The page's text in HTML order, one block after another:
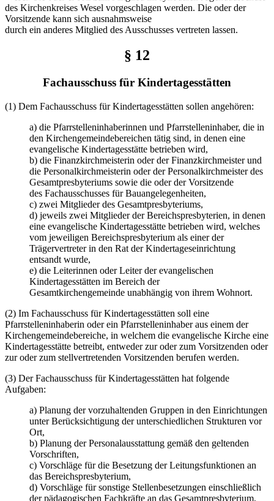
des Kirchenkreises Wesel vorgeschlagen werden. Die oder der
Vorsitzende kann sich ausnahmsweise
durch ein anderes Mitglied des Ausschusses vertreten lassen.
§ 12
Fachausschuss für Kindertagesstätten
(1) Dem Fachausschuss für Kindertagesstätten sollen angehören:
a) die Pfarrstelleninhaberinnen und Pfarrstelleninhaber, die in
den Kirchengemeindebereichen tätig sind, in denen eine
evangelische Kindertagesstätte betrieben wird,
b) die Finanzkirchmeisterin oder der Finanzkirchmeister und
die Personalkirchmeisterin oder der Personalkirchmeister des
Gesamtpresbyteriums sowie die oder der Vorsitzende
des Fachausschusses für Bauangelegenheiten,
c) zwei Mitglieder des Gesamtpresbyteriums,
d) jeweils zwei Mitglieder der Bereichspresbyterien, in denen
eine evangelische Kindertagesstätte betrieben wird, welches
vom jeweiligen Bereichspresbyterium als einer der
Trägervertreter in den Rat der Kindertageseinrichtung
entsandt wurde,
e) die Leiterinnen oder Leiter der evangelischen
Kindertagesstätten im Bereich der
Gesamtkirchengemeinde unabhängig von ihrem Wohnort.
(2) Im Fachausschuss für Kindertagesstätten soll eine
Pfarrstelleninhaberin oder ein Pfarrstelleninhaber aus einem der
Kirchengemeindebereiche, in welchem die evangelische Kirche eine
Kindertagesstätte betreibt, entweder zur oder zum Vorsitzenden oder
zur oder zum stellvertretenden Vorsitzenden berufen werden.
(3) Der Fachausschuss für Kindertagesstätten hat folgende
Aufgaben:
a) Planung der vorzuhaltenden Gruppen in den Einrichtungen
unter Berücksichtigung der unterschiedlichen Strukturen vor
Ort,
b) Planung der Personalausstattung gemäß den geltenden
Vorschriften,
c) Vorschläge für die Besetzung der Leitungsfunktionen an
das Bereichspresbyterium,
d) Vorschläge für sonstige Stellenbesetzungen einschließlich
der pädagogischen Fachkräfte an das Gesamtpresbyterium,